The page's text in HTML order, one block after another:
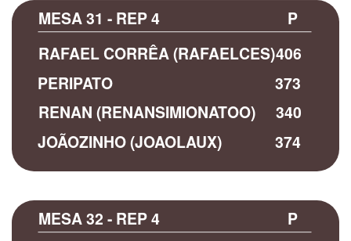
P
MESA 31 - REP 4
406
373
RAFAEL CORRÊA (RAFAELCES)
PERIPATO
340
374
RENAN (RENANSIMIONATOO)
JOÃOZINHO (JOAOLAUX)
P
MESA 32 - REP 4